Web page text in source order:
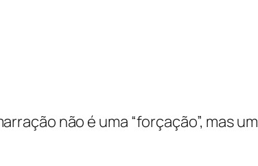
não é uma “forçação”, mas um